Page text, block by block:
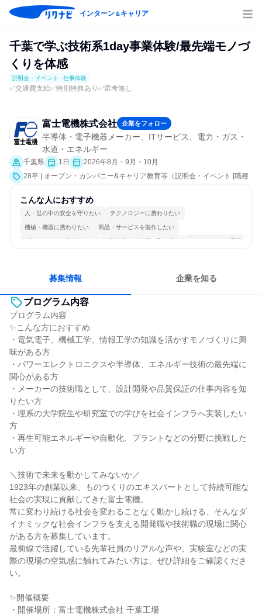
インターン＆キャリア
千葉で学ぶ技術系1day事業体験/最先端モノづ
くりを体感
説明会・イベント 仕事体験
✅交通費支給✅特別特典あり✅選考無し
富士電機株式会社 企業をフォロー
半導体・電子機器メーカー、ITサービス、電力・ガス・
水道・エネルギー
千葉県 1日
2026年8月・9月・10月
28卒 | オープン・カンパニー&キャリア教育等（説明会・イベント [職種
こんな人におすすめ
人・世の中の安全を守りたい テクノロジーに携わりたい
機械・機器に携わりたい 商品・サービスを製作したい
プロジェクトを推進したい 情熱を持って仕事に取り組む チームワークを重視
募集情報 企業を知る
プログラム内容
プログラム内容
✨こんな方におすすめ
・電気電子、機械工学、情報工学の知識を活かすモノづくりに興
味がある方
・パワーエレクトロニクスや半導体、エネルギー技術の最先端に
関心がある方
・メーカーの技術職として、設計開発や品質保証の仕事内容を知
りたい方
・理系の大学院生や研究室での学びを社会インフラへ実装したい
方
・再生可能エネルギーや自動化、プラントなどの分野に挑戦した
い方
＼技術で未来を動かしてみないか／
1923年の創業以来、ものつくりのエキスパートとして持続可能な
社会の実現に貢献してきた富士電機。
常に変わり続ける社会を変わることなく動かし続ける、そんなダ
イナミックな社会インフラを支える開発職や技術職の現場に関心
がある方を募集しています。
最前線で活躍している先輩社員のリアルな声や、実験室などの実
際の現場の空気感に触れてみたい方は、ぜひ詳細をご確認くださ
い。
✨開催概要
・開催場所：富士電機株式会社 千葉工場